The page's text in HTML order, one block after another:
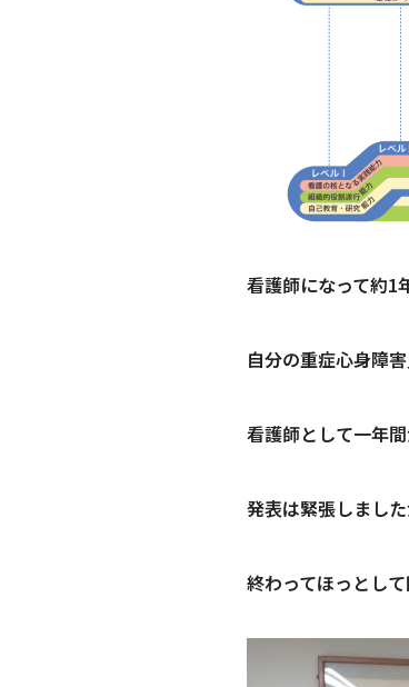
看護師になって約1
自分の重症心身障
看護師として一年
発表は緊張しまし
終わってほっとし